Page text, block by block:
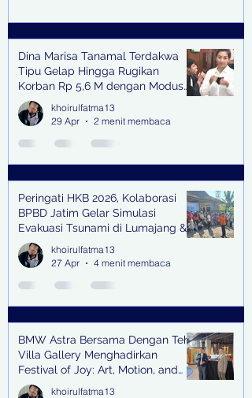
Dina Marisa Tanamal Terdakwa
Tipu Gelap Hingga Rugikan
Korban Rp 5,6 M dengan Modus
Kerja Sama Impor Bodong
khoirulfatma13
29 Apr
2 menit membaca
Peringati HKB 2026, Kolaborasi
BPBD Jatim Gelar Simulasi
Evakuasi Tsunami di Lumajang &
Trenggalek
khoirulfatma13
27 Apr
4 menit membaca
BMW Astra Bersama Dengan Teh
Villa Gallery Menghadirkan
Festival of Joy: Art, Motion, and
Scent
khoirulfatma13